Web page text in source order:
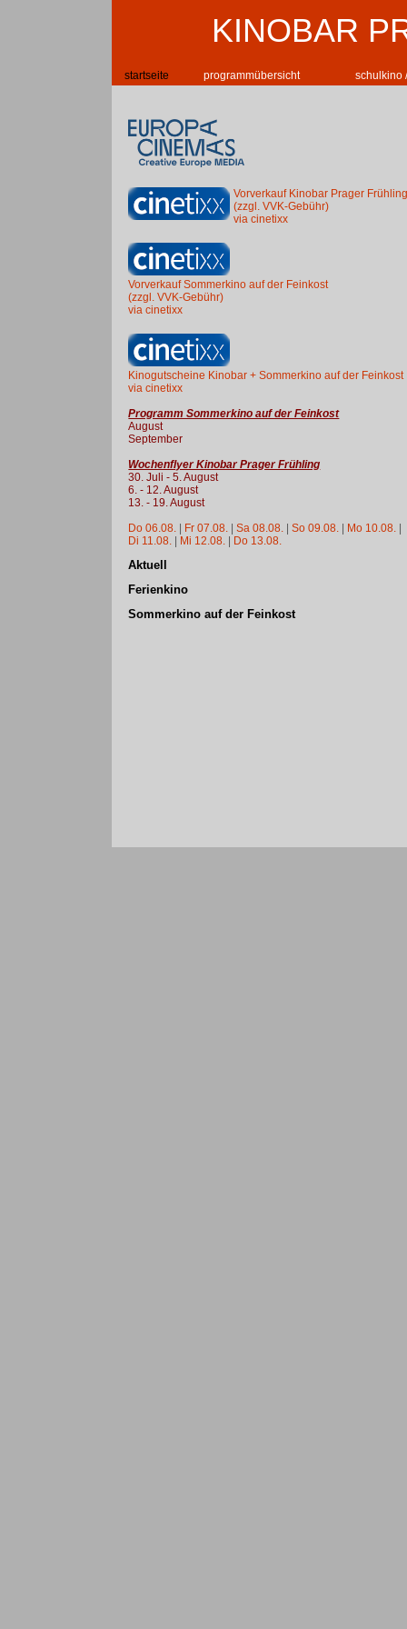
KINOBAR
startseite programmübersicht schulkino
Vorverkauf Kinobar Prager
(zzgl. VVK-Gebühr)
via cinetixx
Vorverkauf Sommerkino auf der Feinkost
(zzgl. VVK-Gebühr)
via cinetixx
Kinogutscheine Kinobar + Sommerkino auf der Feinkost
via cinetixx
Programm Sommerkino auf der Feinkost
August
September
Wochenflyer Kinobar Prager Frühling
30. Juli - 5. August
6. - 12. August
13. - 19. August
Do 06.08. | Fr 07.08. |Sa 08.08. |So 09.08. | Mo 10.08. |
Di 11.08. | Mi 12.08. | Do 13.08.
Aktuell
Ferienkino
Sommerkino auf der Feinkost